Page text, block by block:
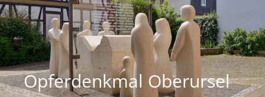
Zum
Inhalt
springen
Opferdenkmal Oberursel